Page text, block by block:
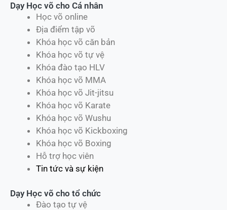
Dạy Học võ cho Cá nhân
Học võ online
Địa điểm tập võ
Khóa học võ căn bản
Khóa học võ tự vệ
Khóa đào tạo HLV
Khóa học võ MMA
Khóa học võ Jit-jitsu
Khóa học võ Karate
Khóa học võ Wushu
Khóa học võ Kickboxing
Khóa học võ Boxing
Hỗ trợ học viên
Tin tức và sự kiện
Dạy Học võ cho tổ chức
Đào tạo tự vệ